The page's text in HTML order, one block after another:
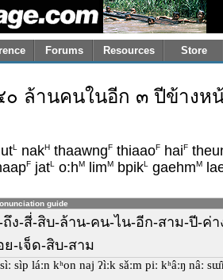
Forums Resources Store
ล้านคนในอีก ๓ ปีข้างหน้
L nakH thaawngF thiaaoF haiF
F jatL o:hM limM bpikL gaehmM
guide
-สี่-สิบ-ล้าน-คน-ไน-อีก-สาม-ปี-ค่า
-เจ็ด-สิบ-สาม
sìp láːn kʰon naj ʔìːk sǎːm piː kʰâːŋ nâː